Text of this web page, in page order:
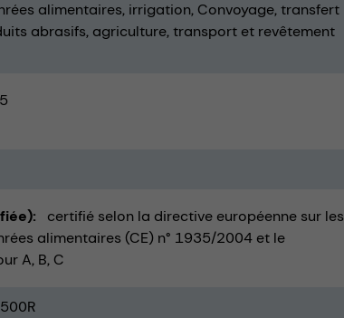
alimentaires irrigation Convoyage transfert
abrasifs agriculture transport et revêtement
certifié selon la directive européenne sur les
alimentaires (CE) n° 1935/2004 et le
A, B, C